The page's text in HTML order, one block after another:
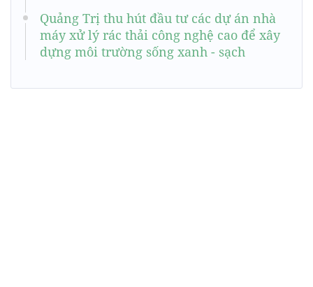
Quảng Trị thu hút đầu tư các dự án nhà
máy xử lý rác thải công nghệ cao để xây
dựng môi trường sống xanh - sạch